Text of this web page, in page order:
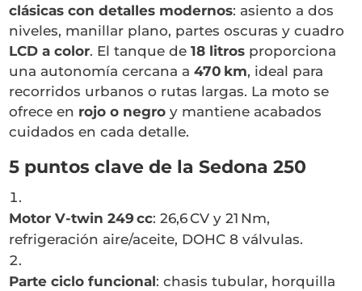
clásicas con detalles modernos: asiento a dos
niveles, manillar plano, partes oscuras y cuadro
LCD a color. El tanque de18 litros proporciona
una autonomía cercana a470 km, ideal para
recorridos urbanos o rutas largas. La moto se
ofrece en rojo o negro y mantiene acabados
cuidados en cada detalle.
5 puntos clave de la Sedona 250
Motor V-twin 249 cc: 26,6 CV y 21 Nm,
refrigeración aire/aceite, DOHC 8 válvulas.
Parte ciclo funcional: chasis tubular, horquilla